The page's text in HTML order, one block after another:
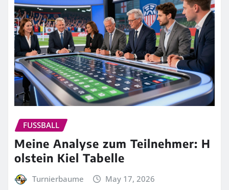
FUSSBALL
Meine Analyse zum Teilnehmer: H
olstein Kiel Tabelle
Turnierbaume May 17, 2026